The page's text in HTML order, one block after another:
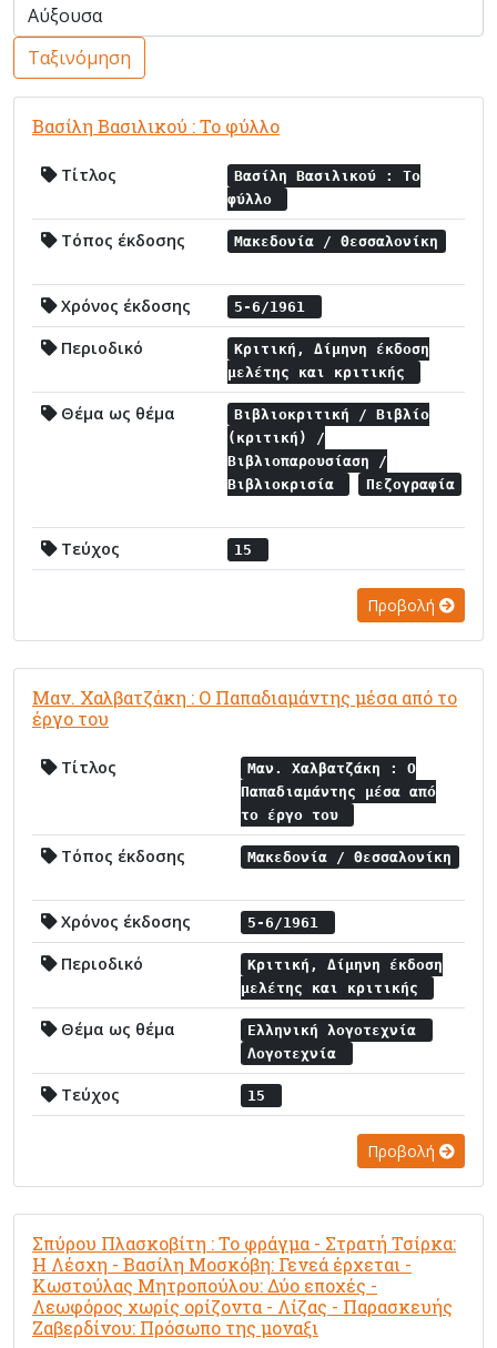
Ταξινόμηση
Βασίλη Βασιλικού : Το φύλλο
Τίτλος
Βασίλη Βασιλικού : Το
φύλλο
Τόπος έκδοσης Μακεδονία / Θεσσαλονίκη
Χρόνος έκδοσης 5-6/1961
Περιοδικό
Κριτική, Δίμηνη έκδοση
μελέτης και κριτικής
Θέμα ως θέμα
Βιβλιοκριτική / Βιβλίο
(κριτική) /
Βιβλιοπαρουσίαση /
Βιβλιοκρισία
Πεζογραφία
Τεύχος 15
Προβολή
Μαν. Χαλβατζάκη : Ο Παπαδιαμάντης μέσα από το
έργο του
Τίτλος
Μαν. Χαλβατζάκη : Ο
Παπαδιαμάντης μέσα από
το έργο του
Τόπος έκδοσης Μακεδονία / Θεσσαλονίκη
Χρόνος έκδοσης 5-6/1961
Περιοδικό
Κριτική, Δίμηνη έκδοση
μελέτης και κριτικής
Θέμα ως θέμα
Ελληνική λογοτεχνία
Λογοτεχνία
Τεύχος 15
Προβολή
Σπύρου Πλασκοβίτη : Το φράγμα - Στρατή Τσίρκα:
Η Λέσχη - Βασίλη Μοσκόβη: Γενεά έρχεται -
Κωστούλας Μητροπούλου: Δύο εποχές -
Λεωφόρος χωρίς ορίζοντα - Λίζας - Παρασκευής
Ζαβερδίνου: Πρόσωπο της μοναξι